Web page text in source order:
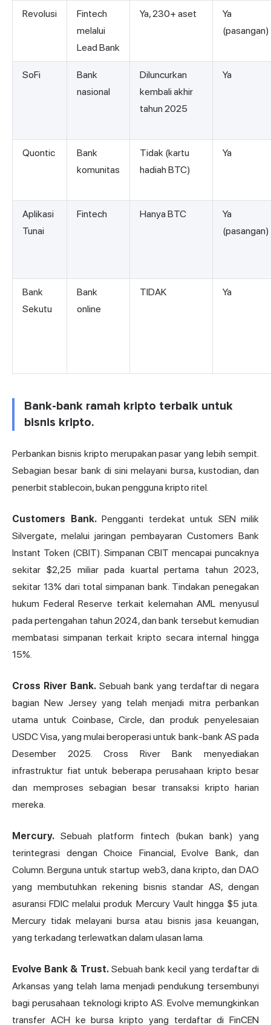
Revolusi
Fintech
melalui
Lead Bank
Ya, 230+ aset
Ya
(pasangan)
SoFi
Bank
nasional
Diluncurkan
kembali akhir
tahun 2025
Ya
Quontic
Bank
komunitas
Tidak (kartu
hadiah BTC)
Ya
Aplikasi
Tunai
Fintech Hanya BTC
Ya
(pasangan)
Bank
Sekutu
Bank
online
TIDAK Ya
Bank-bank ramah kripto terbaik untuk
bisnis kripto.
Perbankan bisnis kripto merupakan pasar yang lebih sempit.
Sebagian besar bank di sini melayani bursa, kustodian, dan
penerbit stablecoin, bukan pengguna kripto ritel.
Customers Bank.Pengganti terdekat untuk SEN milik
Silvergate, melalui jaringan pembayaran Customers Bank
Instant Token (CBIT). Simpanan CBIT mencapai puncaknya
sekitar $2,25 miliar pada kuartal pertama tahun 2023,
sekitar 13% dari total simpanan bank. Tindakan penegakan
hukum Federal Reserve terkait kelemahan AML menyusul
pada pertengahan tahun 2024, dan bank tersebut kemudian
membatasi simpanan terkait kripto secara internal hingga
15%.
Cross River Bank. Sebuah bank yang terdaftar di negara
bagian New Jersey yang telah menjadi mitra perbankan
utama untuk Coinbase, Circle, dan produk penyelesaian
USDC Visa, yang mulai beroperasi untuk bank-bank AS pada
Desember 2025. Cross River Bank menyediakan
infrastruktur fiat untuk beberapa perusahaan kripto besar
dan memproses sebagian besar transaksi kripto harian
mereka.
Mercury. Sebuah platform fintech (bukan bank) yang
terintegrasi dengan Choice Financial, Evolve Bank, dan
Column. Berguna untuk startup web3, dana kripto, dan DAO
yang membutuhkan rekening bisnis standar AS, dengan
asuransi FDIC melalui produk Mercury Vault hingga $5 juta.
Mercury tidak melayani bursa atau bisnis jasa keuangan,
yang terkadang terlewatkan dalam ulasan lama.
Evolve Bank & Trust.Sebuah bank kecil yang terdaftar di
Arkansas yang telah lama menjadi pendukung tersembunyi
bagi perusahaan teknologi kripto AS. Evolve memungkinkan
transfer ACH ke bursa kripto yang terdaftar di FinCEN